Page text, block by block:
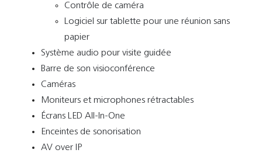
Contrôle de caméra
Logiciel sur tablette pour une réunion sans
papier
Système audio pour visite guidée
Barre de son visioconférence
Caméras
Moniteurs et microphones rétractables
Écrans LED All-In-One
Enceintes de sonorisation
AV over IP